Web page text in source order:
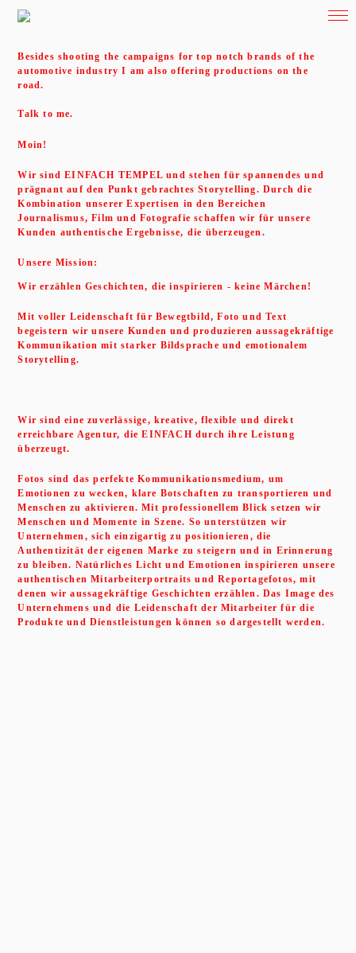
Besides shooting the campaigns for top notch brands of the
automotive industry I am also offering productions on the
road.
Talk to me.
Moin!
Wir sind EINFACH TEMPEL und stehen für spannendes und
prägnant auf den Punkt gebrachtes Storytelling. Durch die
Kombination unserer Expertisen in den Bereichen
Journalismus, Film und Fotografie schaffen wir für unsere
Kunden authentische Ergebnisse, die überzeugen.
Unsere Mission:
Wir erzählen Geschichten, die inspirieren - keine Märchen!
Mit voller Leidenschaft für Bewegtbild, Foto und Text
begeistern wir unsere Kunden und produzieren aussagekräftige
Kommunikation mit starker Bildsprache und emotionalem
Storytelling.
Wir sind eine zuverlässige, kreative, flexible und direkt
erreichbare Agentur, die EINFACH durch ihre Leistung
überzeugt.
Fotos sind das perfekte Kommunikationsmedium, um
Emotionen zu wecken, klare Botschaften zu transportieren und
Menschen zu aktivieren. Mit professionellem Blick setzen wir
Menschen und Momente in Szene. So unterstützen wir
Unternehmen, sich einzigartig zu positionieren, die
Authentizität der eigenen Marke zu steigern und in Erinnerung
zu bleiben. Natürliches Licht und Emotionen inspirieren unsere
authentischen Mitarbeiterportraits und Reportagefotos, mit
denen wir aussagekräftige Geschichten erzählen. Das Image des
Unternehmens und die Leidenschaft der Mitarbeiterfür die
Produkte und Dienstleistungen können so dargestellt werden.